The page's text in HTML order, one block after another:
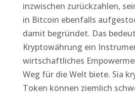
inzwischen zurückzahlen,
in Bitcoin ebenfalls
damit begründet. Das
Kryptowährung ein
wirtschaftliches
Weg für die Welt biete. Sia
Token können ziemlich